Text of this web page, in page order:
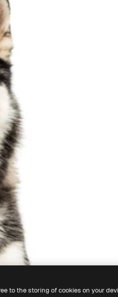
to the storing of cookies on your